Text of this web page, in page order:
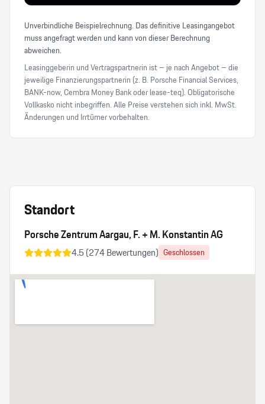
Unverbindliche Beispielrechnung. Das definitive Leasingangebot
muss angefragt werden und kann von dieser Berechnung
abweichen.
Leasinggeberin und Vertragspartnerin ist – je nach Angebot – die
jeweilige Finanzierungspartnerin (z. B. Porsche Financial Services,
BANK-now, Cembra Money Bank oder lease-teq). Obligatorische
Vollkasko nicht inbegriffen. Alle Preise verstehen sich inkl. MwSt.
Änderungen und Irrtümer vorbehalten.
Standort
Porsche Zentrum Aargau, F. + M. Konstantin AG
4.5(274Bewertungen) Geschlossen